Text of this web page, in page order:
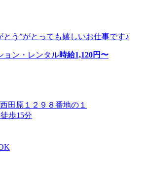
とう”がとっても嬉しいお仕事です♪
ョン・レンタル時給1,120円〜
田原１２９８番地の１
歩15分